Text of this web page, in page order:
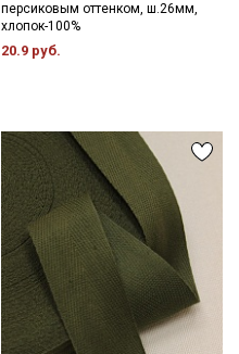
персиковым оттенком, ш.26мм,
хлопок-100%
20.9 руб.